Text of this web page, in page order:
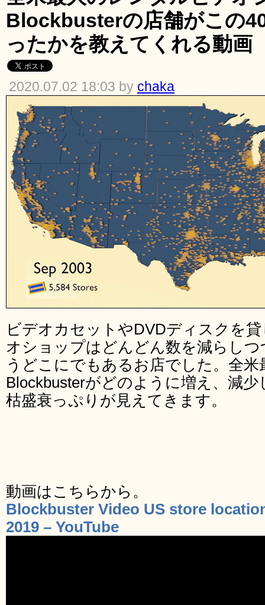
Blockbusterの店舗がこの
ったかを教えてくれる動画
2020.07.02 18:03 by chaka
ビデオカセットやDVDディスクを
オショップはどんどん数を減らし
うどこにでもあるお店でした。全米
Blockbusterがどのように増え、減
枯盛衰っぷりが見えてきます。
動画はこちらから。
Blockbuster Video US store
2019 – YouTube